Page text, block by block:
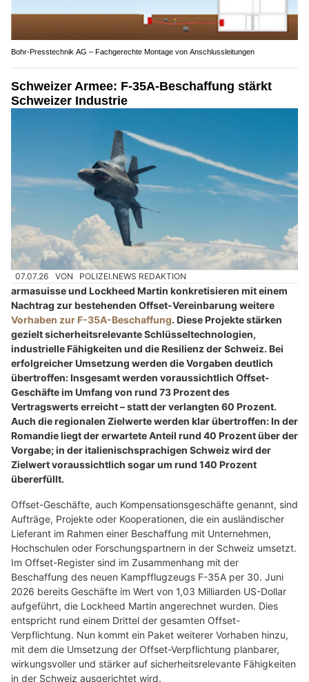
Bohr-Presstechnik AG – Fachgerechte Montage von Anschlussleitungen
Schweizer Armee: F-35A-Beschaffung stärkt
Schweizer Industrie
07.07.26 VON POLIZEI.NEWS REDAKTION
armasuisse und Lockheed Martin konkretisieren mit einem
Nachtrag zur bestehenden Offset-Vereinbarung weitere
Vorhaben zur F-35A-Beschaffung. Diese Projekte stärken
gezielt sicherheitsrelevante Schlüsseltechnologien,
industrielle Fähigkeiten und die Resilienz der Schweiz. Bei
erfolgreicher Umsetzung werden die Vorgaben deutlich
übertroffen: Insgesamt werden voraussichtlich Offset-
Geschäfte im Umfang von rund 73 Prozent des
Vertragswerts erreicht – statt der verlangten 60 Prozent.
Auch die regionalen Zielwerte werden klar übertroffen: In der
Romandie liegt der erwartete Anteil rund 40 Prozent über der
Vorgabe; in der italienischsprachigen Schweiz wird der
Zielwert voraussichtlich sogar um rund 140 Prozent
übererfüllt.
Offset-Geschäfte, auch Kompensationsgeschäfte genannt, sind
Aufträge, Projekte oder Kooperationen, die ein ausländischer
Lieferant im Rahmen einer Beschaffung mit Unternehmen,
Hochschulen oder Forschungspartnern in der Schweiz umsetzt.
Im Offset-Register sind im Zusammenhang mit der
Beschaffung des neuen Kampfflugzeugs F-35A per 30. Juni
2026 bereits Geschäfte im Wert von 1,03 Milliarden US-Dollar
aufgeführt, die Lockheed Martin angerechnet wurden. Dies
entspricht rund einem Drittel der gesamten Offset-
Verpflichtung. Nun kommt ein Paket weiterer Vorhaben hinzu,
mit dem die Umsetzung der Offset-Verpflichtung planbarer,
wirkungsvoller und stärker auf sicherheitsrelevante Fähigkeiten
in der Schweiz ausgerichtet wird.